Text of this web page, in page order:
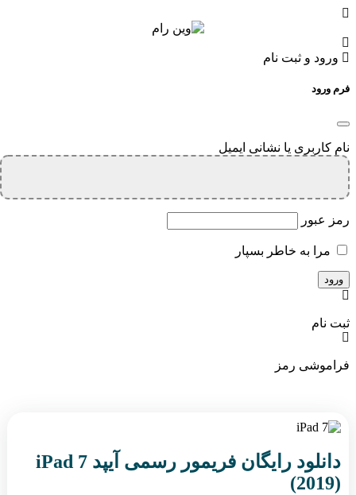
ورود و ثبت نام
فرم ورود
نام کاربری یا نشانی ایمیل
رمز عبور
مرا به خاطر بسپار
ثبت نام
فراموشی رمز
دانلود رایگان فریمور رسمی آیپد iPad 7
(2019)